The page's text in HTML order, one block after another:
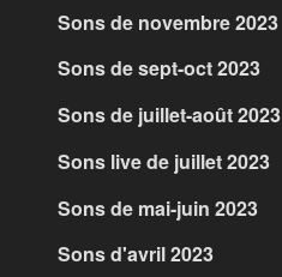
Sons de novembre 2023
Sons de sept-oct 2023
Sons de juillet-août 2023
Sons live de juillet 2023
Sons de mai-juin 2023
Sons d'avril 2023